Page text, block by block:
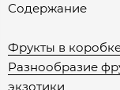
Содержание
Фрукты в
Разнообразие
экзотики